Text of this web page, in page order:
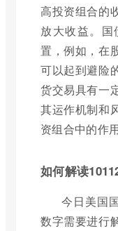
高投资组合的
放大收益。
置，例如，在
可以起到避险
货交易具有一
其运作机制和
资组合中的作用
如何解读
今日美国
数字需要进行